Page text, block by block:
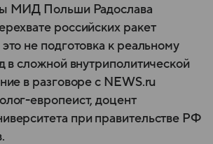
МИД Польши Радослава
российских ракет
не подготовка к реальному
в сложной внутриполитической
в разговоре с NEWS.ru
европеист, доцент
при правительстве РФ